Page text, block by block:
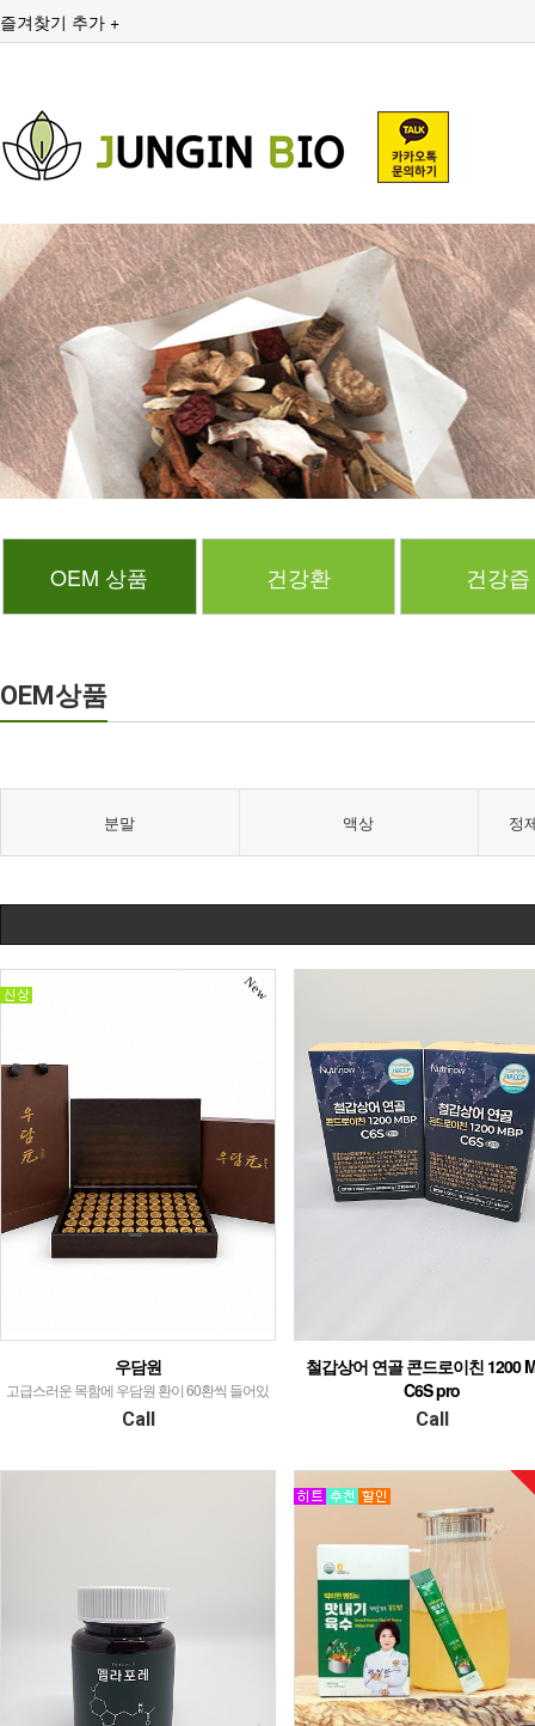
즐겨찾기 추가 +
OEM 상품 건강환 건강즙
OEM상품
분말 액상 정
New
우담원
고급스러운 목함에 우담원 환이 60환씩 들어있
는 구성입니다.
Call
철갑상어 연골 콘드로이친 1200
C6S pro
철갑상어 연골 1000mg 정제 PTP 포장
Call